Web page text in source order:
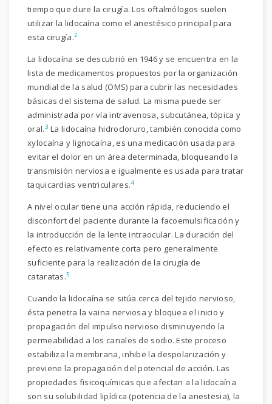
tiempo que dure la cirugía. Los oftalmólogos suelen
utilizar la lidocaína como el anestésico principal para
esta cirugía.2
La lidocaína se descubrió en 1946 y se encuentra en la
lista de medicamentos propuestos por la organización
mundial de la salud (OMS) para cubrir las necesidades
básicas del sistema de salud. La misma puede ser
administrada por vía intravenosa, subcutánea, tópica y
oral.3 La lidocaína hidrocloruro, también conocida como
xylocaína y lignocaína, es una medicación usada para
evitar el dolor en un área determinada, bloqueando la
transmisión nerviosa e igualmente es usada para tratar
taquicardias ventriculares.4
A nivel ocular tiene una acción rápida, reduciendo el
disconfort del paciente durante la facoemulsificación y
la introducción de la lente intraocular. La duración del
efecto es relativamente corta pero generalmente
suficiente para la realización de la cirugía de
cataratas.5
Cuando la lidocaína se sitúa cerca del tejido nervioso,
ésta penetra la vaina nerviosa y bloquea el inicio y
propagación del impulso nervioso disminuyendo la
permeabilidad a los canales de sodio. Este proceso
estabiliza la membrana, inhibe la despolarización y
previene la propagación del potencial de acción. Las
propiedades fisicoquímicas que afectan a la lidocaína
son su solubilidad lipídica (potencia de la anestesia), la